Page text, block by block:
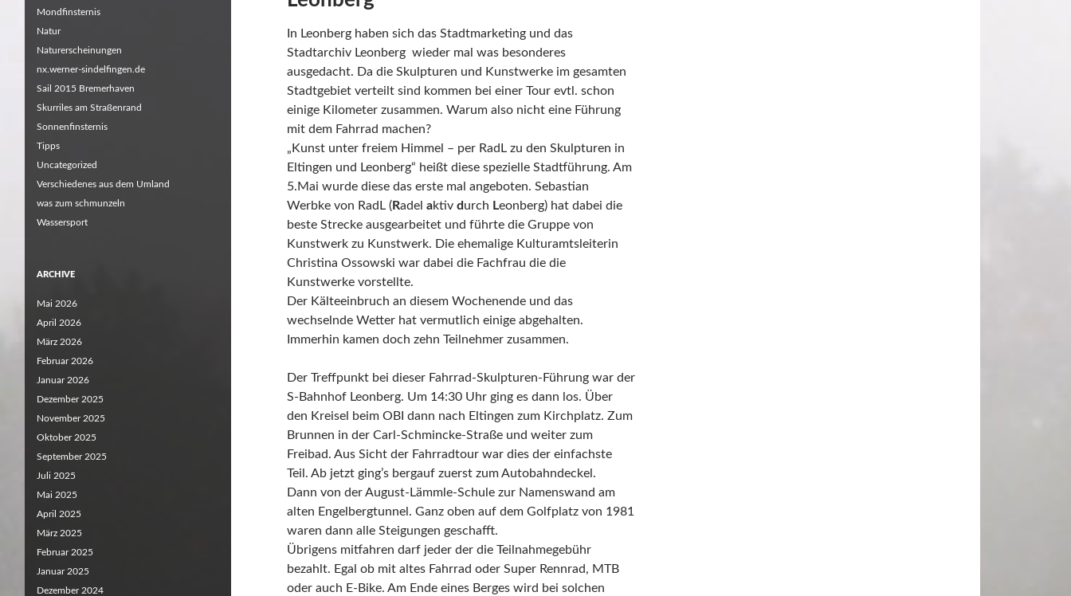
In Leonberg haben sich das Stadtmarketing und das
Stadtarchiv Leonberg wieder mal was besonderes
ausgedacht. Da die Skulpturen und Kunstwerke im gesamten
Stadtgebiet verteilt sind kommen bei einer Tour evtl. schon
einige Kilometer zusammen. Warum also nicht eine Führung
mit dem Fahrrad machen?
„Kunst unter freiem Himmel – per RadL zu den Skulpturen in
Eltingen und Leonberg“ heißt diese spezielle Stadtführung. Am
5.Mai wurde diese das erste mal angeboten. Sebastian
Werbke von RadL (Radel aktiv durch Leonberg) hat dabei die
beste Strecke ausgearbeitet und führte die Gruppe von
Kunstwerk zu Kunstwerk. Die ehemalige Kulturamtsleiterin
Christina Ossowski war dabei die Fachfrau die die
Kunstwerke vorstellte.
Der Kälteeinbruch an diesem Wochenende und das
wechselnde Wetter hat vermutlich einige abgehalten.
Immerhin kamen doch zehn Teilnehmer zusammen.
Der Treffpunkt bei dieser Fahrrad-Skulpturen-Führung war der
S-Bahnhof Leonberg. Um 14:30 Uhr ging es dann los. Über
den Kreisel beim OBI dann nach Eltingen zum Kirchplatz. Zum
Brunnen in der Carl-Schmincke-Straße und weiter zum
Freibad. Aus Sicht der Fahrradtour war dies der einfachste
Teil. Ab jetzt ging’s bergauf zuerst zum Autobahndeckel.
Dann von der August-Lämmle-Schule zur Namenswand am
alten Engelbergtunnel. Ganz oben auf dem Golfplatz von 1981
waren dann alle Steigungen geschafft.
Übrigens mitfahren darf jeder der die Teilnahmegebühr
bezahlt. Egal ob mit altes Fahrrad oder Super Rennrad, MTB
oder auch E-Bike. Am Ende eines Berges wird bei solchen
Mondfinsternis
Natur
Naturerscheinungen
nx.werner-sindelfingen.de
Sail 2015 Bremerhaven
Skurriles am Straßenrand
Sonnenfinsternis
Tipps
Uncategorized
Verschiedenes aus dem Umland
was zum schmunzeln
Wassersport
ARCHIVE
Mai 2026
April 2026
März 2026
Februar 2026
Januar 2026
Dezember 2025
November 2025
Oktober 2025
September 2025
Juli 2025
Mai 2025
April 2025
März 2025
Februar 2025
Januar 2025
Dezember 2024